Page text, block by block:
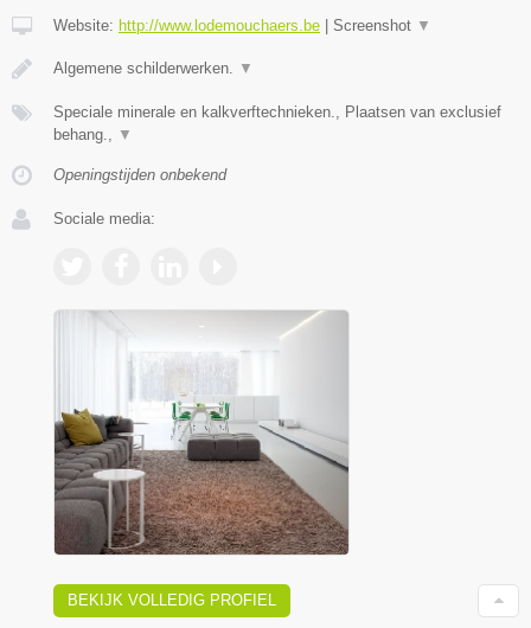
Website: http://www.lodemouchaers.be Screenshot ▼
Algemene schilderwerken. ▼
Speciale minerale en kalkverftechnieken., Plaatsen van exclusief
behang., ▼
Openingstijden onbekend
Sociale media:
BEKIJK VOLLEDIG PROFIEL